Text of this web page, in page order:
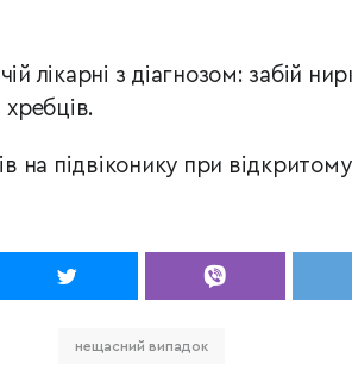
лікарні з діагнозом: забій
на підвіконику при відкритому
нещасний випадок